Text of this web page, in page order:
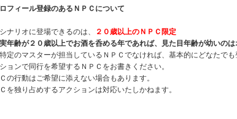
フィール登録のあるＮＰＣについて
ナリオに登場できるのは、
２０歳以上のＮＰＣ限定
齢が２０歳以上でお酒を呑める年であれば、見た目年齢が幼いのは
定のマスターが担当しているＮＰＣでなければ、基本的にどなたでも
ョンで同行を希望するＮＰＣをお書きください。
の行動はご希望に添えない場合もあります。
を独り占めするアクションは対応いたしかねます。